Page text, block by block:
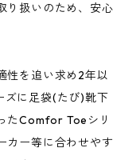
り扱いのため、安心
性を追い求め2年以
に足袋(たび)靴下
たComfor Toeシリ
カー等に合わせやす